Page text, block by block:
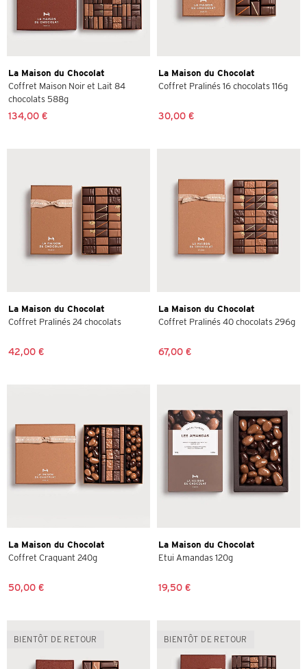
La Maison du Chocolat
Coffret Maison Noir et Lait 84
chocolats 588g
134,00 €
La Maison du Chocolat
Coffret Pralinés 16 chocolats 116g
30,00 €
La Maison du Chocolat
Coffret Pralinés 24 chocolats
42,00 €
La Maison du Chocolat
Coffret Pralinés 40 chocolats 296g
67,00 €
La Maison du Chocolat
Coffret Craquant 240g
50,00 €
La Maison du Chocolat
Etui Amandas 120g
19,50 €
BIENTÔT DE RETOUR BIENTÔT DE RETOUR